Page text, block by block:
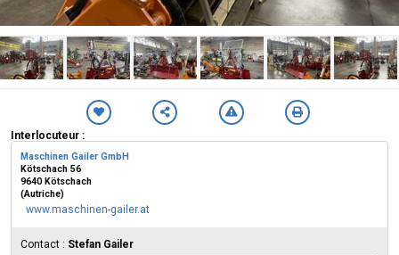
Interlocuteur :
Maschinen Gailer GmbH
Kötschach 56
9640 Kötschach
(Autriche)
www.maschinen-gailer.at
Contact : Stefan Gailer